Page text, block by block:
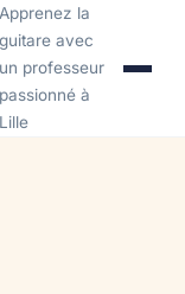
Apprenez la
guitare avec
un professeur
passionné à
Lille